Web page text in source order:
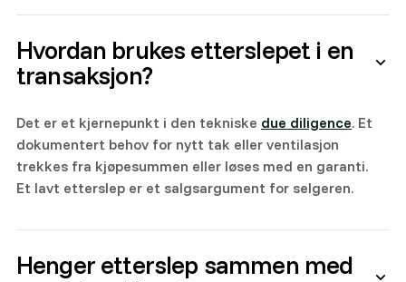
Hvordan brukes etterslepet i en
transaksjon?
Det er et kjernepunkt i den tekniske due diligence. Et
dokumentert behov for nytt tak eller ventilasjon
trekkes fra kjøpesummen eller løses med en garanti.
Et lavt etterslep er et salgsargument for selgeren.
Henger etterslep sammen med